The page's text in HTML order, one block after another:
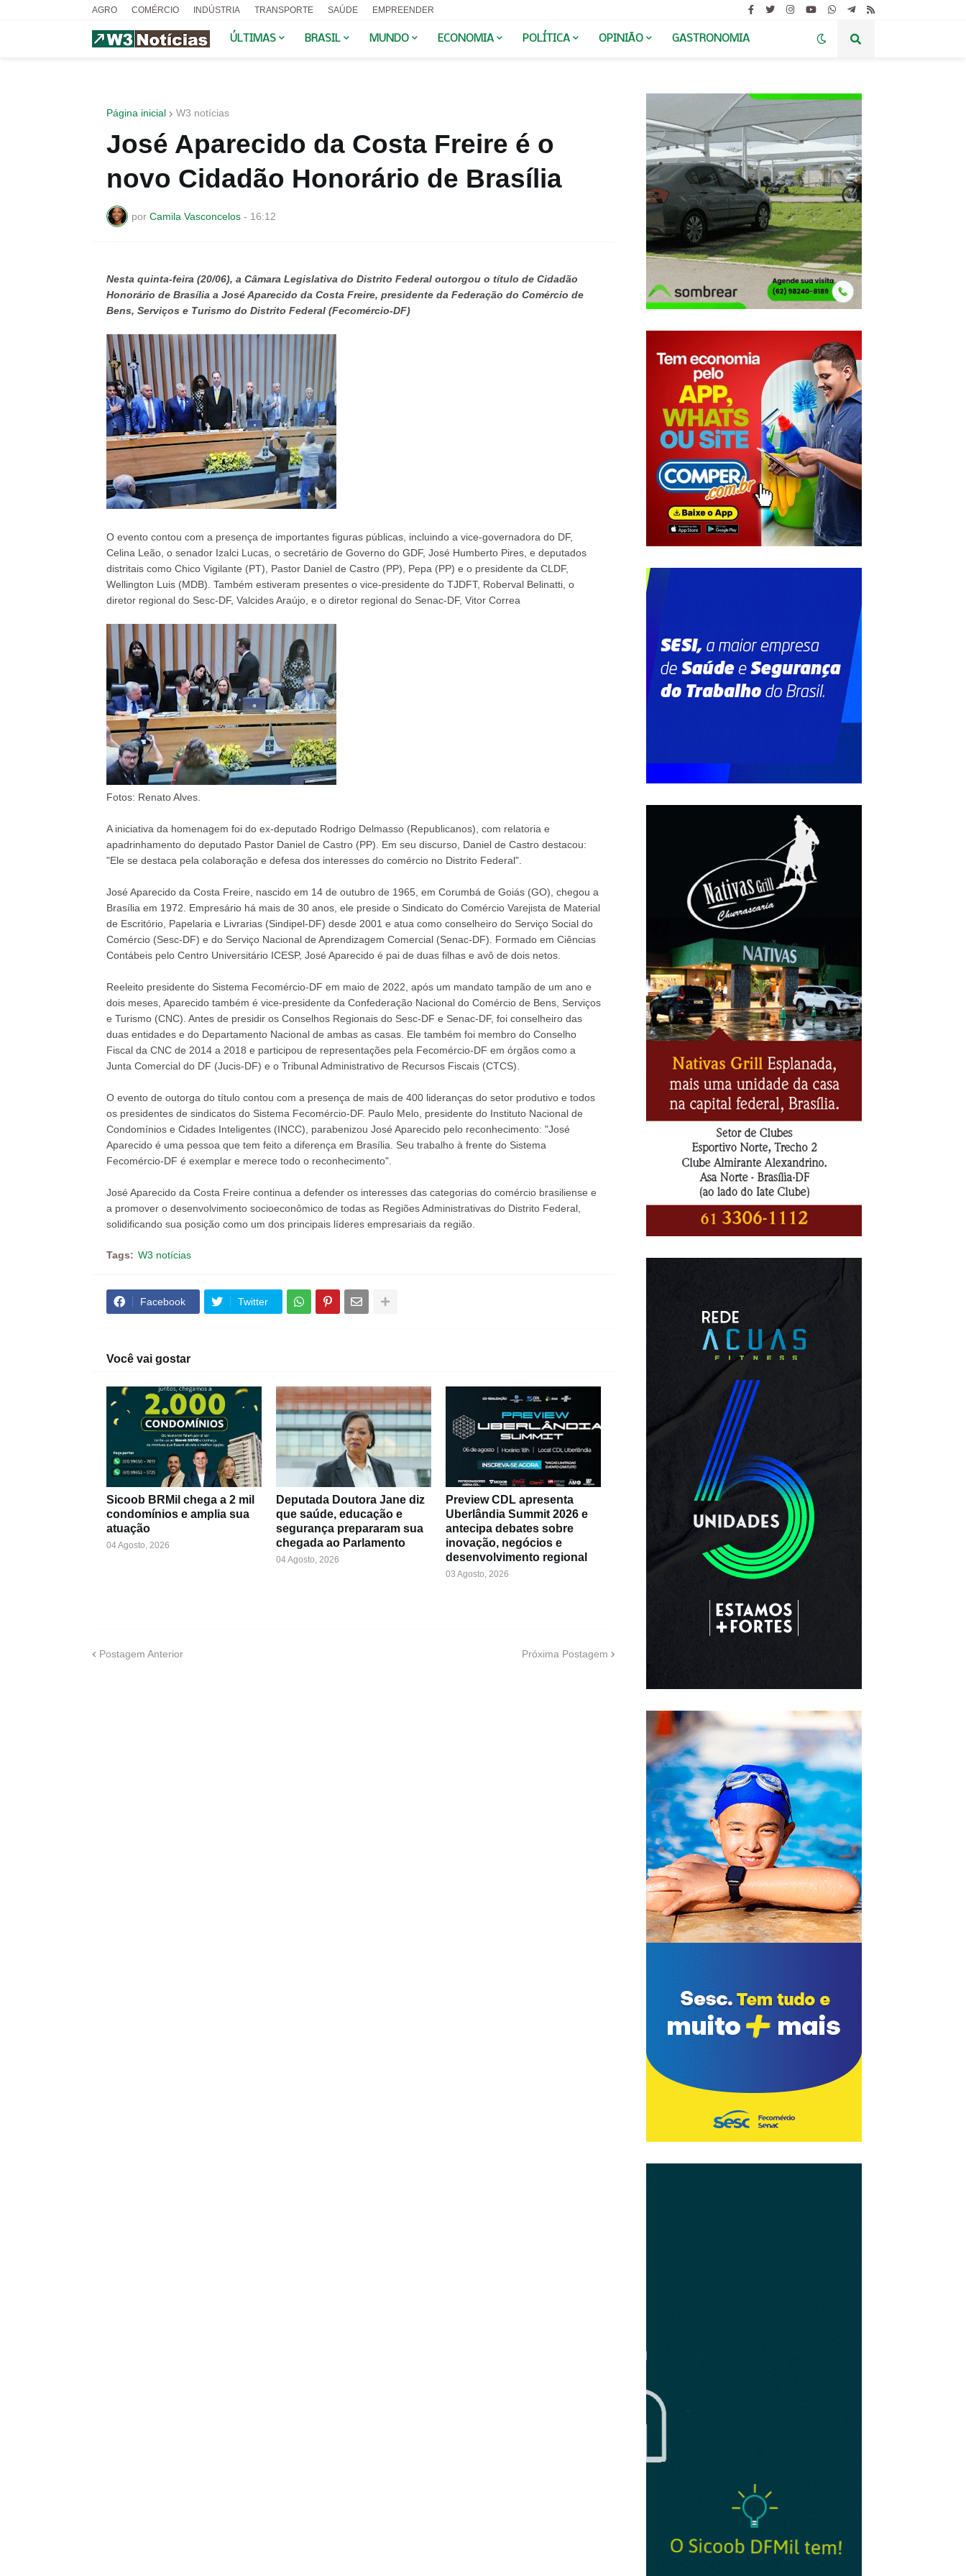
AGRO COMÉRCIO INDÚSTRIA TRANSPORTE SAÚDE EMPREENDER
ÚLTIMAS BRASIL MUNDO ECONOMIA POLÍTICA OPINIÃO GASTRONOMIA
Página inicial W3 notícias
José Aparecido da Costa Freire é o
novo Cidadão Honorário de Brasília
por Camila Vasconcelos - 16:12
Nesta quinta-feira (20/06), a Câmara Legislativa do Distrito Federal outorgou o título de Cidadão
Honorário de Brasília a José Aparecido da Costa Freire, presidente da Federação do Comércio de
Bens, Serviços e Turismo do Distrito Federal (Fecomércio-DF)
O evento contou com a presença de importantes figuras públicas, incluindo a vice-governadora do DF,
Celina Leão, o senador Izalci Lucas, o secretário de Governo do GDF, José Humberto Pires, e deputados
distritais como Chico Vigilante (PT), Pastor Daniel de Castro (PP), Pepa (PP) e o presidente da CLDF,
Wellington Luis (MDB). Também estiveram presentes o vice-presidente do TJDFT, Roberval Belinatti, o
diretor regional do Sesc-DF, Valcides Araújo, e o diretor regional do Senac-DF, Vitor Correa
Fotos: Renato Alves.
A iniciativa da homenagem foi do ex-deputado Rodrigo Delmasso (Republicanos), com relatoria e
apadrinhamento do deputado Pastor Daniel de Castro (PP). Em seu discurso, Daniel de Castro destacou:
"Ele se destaca pela colaboração e defesa dos interesses do comércio no Distrito Federal".
José Aparecido da Costa Freire, nascido em 14 de outubro de 1965, em Corumbá de Goiás (GO), chegou a
Brasília em 1972. Empresário há mais de 30 anos, ele preside o Sindicato do Comércio Varejista de Material
de Escritório, Papelaria e Livrarias (Sindipel-DF) desde 2001 e atua como conselheiro do Serviço Social do
Comércio (Sesc-DF) e do Serviço Nacional de Aprendizagem Comercial (Senac-DF). Formado em Ciências
Contábeis pelo Centro Universitário ICESP, José Aparecido é pai de duas filhas e avô de dois netos.
Reeleito presidente do Sistema Fecomércio-DF em maio de 2022, após um mandato tampão de um ano e
dois meses, Aparecido também é vice-presidente da Confederação Nacional do Comércio de Bens, Serviços
e Turismo (CNC). Antes de presidir os Conselhos Regionais do Sesc-DF e Senac-DF, foi conselheiro das
duas entidades e do Departamento Nacional de ambas as casas. Ele também foi membro do Conselho
Fiscal da CNC de 2014 a 2018 e participou de representações pela Fecomércio-DF em órgãos como a
Junta Comercial do DF (Jucis-DF) e o Tribunal Administrativo de Recursos Fiscais (CTCS).
O evento de outorga do título contou com a presença de mais de 400 lideranças do setor produtivo e todos
os presidentes de sindicatos do Sistema Fecomércio-DF. Paulo Melo, presidente do Instituto Nacional de
Condomínios e Cidades Inteligentes (INCC), parabenizou José Aparecido pelo reconhecimento: "José
Aparecido é uma pessoa que tem feito a diferença em Brasília. Seu trabalho à frente do Sistema
Fecomércio-DF é exemplar e merece todo o reconhecimento".
José Aparecido da Costa Freire continua a defender os interesses das categorias do comércio brasiliense e
a promover o desenvolvimento socioeconômico de todas as Regiões Administrativas do Distrito Federal,
solidificando sua posição como um dos principais líderes empresariais da região.
Tags: W3 notícias
Facebook Twitter
Você vai gostar
Sicoob BRMil chega a 2 mil
condomínios e amplia sua
atuação
04 Agosto, 2026
Deputada Doutora Jane diz
que saúde, educação e
segurança prepararam sua
chegada ao Parlamento
04 Agosto, 2026
Preview CDL apresenta
Uberlândia Summit 2026 e
antecipa debates sobre
inovação, negócios e
desenvolvimento regional
03 Agosto, 2026
Postagem Anterior Próxima Postagem